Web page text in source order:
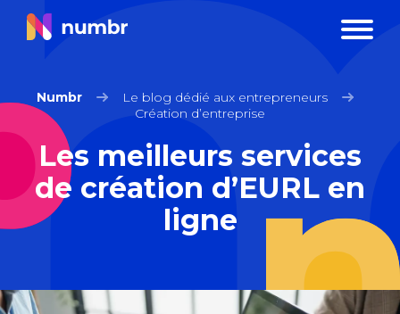
Numbr
Le blog dédié aux entrepreneurs
Création d’entreprise
Les meilleurs services
de création d’EURL en
ligne